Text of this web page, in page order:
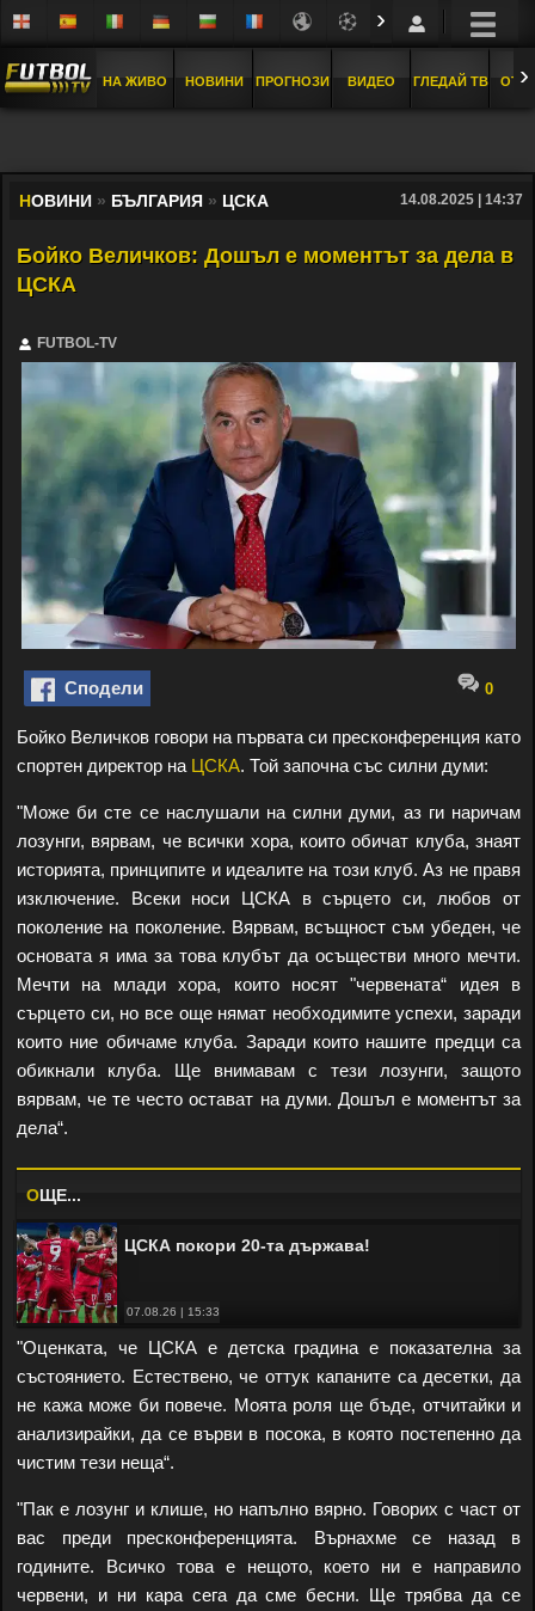
›
НА ЖИВО НОВИНИ ПРОГНОЗИ ВИДЕО ГЛЕДАЙ ТВ ›
НОВИНИ » БЪЛГАРИЯ » ЦСКА 14.08.2025 | 14:37
Бойко Величков: Дошъл е моментът за дела в
ЦСКА
FUTBOL-TV
Сподели 0
Бойко Величков говори на първата си пресконференция като
спортен директор на ЦСКА. Той започна със силни думи:
"Може би сте се наслушали на силни думи, аз ги наричам
лозунги, вярвам, че всички хора, които обичат клуба, знаят
историята, принципите и идеалите на този клуб. Аз не правя
изключение. Всеки носи ЦСКА в сърцето си, любов от
поколение на поколение. Вярвам, всъщност съм убеден, че
основата я има за това клубът да осъществи много мечти.
Мечти на млади хора, които носят "червената“ идея в
сърцето си, но все още нямат необходимите успехи, заради
които ние обичаме клуба. Заради които нашите предци са
обикнали клуба. Ще внимавам с тези лозунги, защото
вярвам, че те често остават на думи. Дошъл е моментът за
дела“.
OЩЕ...
07.08.26 | 15:33
ЦСКА покори 20-та държава!
"Оценката, че ЦСКА е детска градина е показателна за
състоянието. Естествено, че оттук капаните са десетки, да
не кажа може би повече. Моята роля ще бъде, отчитайки и
анализирайки, да се върви в посока, в която постепенно да
чистим тези неща“.
"Пак е лозунг и клише, но напълно вярно. Говорих с част от
вас преди пресконференцията. Върнахме се назад в
годините. Всичко това е нещото, което ни е направило
червени, и ни кара сега да сме бесни. Ще трябва да се